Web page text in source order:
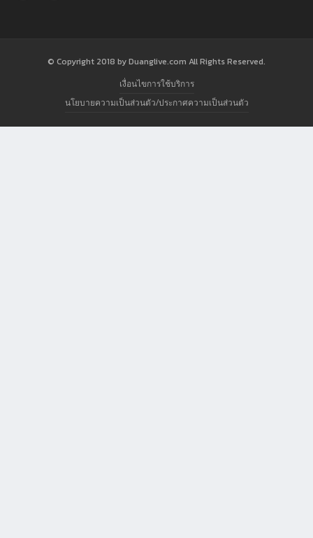
© Copyright 2018 by Duanglive.com All Rights Reserved.
เงื่อนไขการใช้บริการ
นโยบายความเป็นส่วนตัว/ประกาศความเป็นส่วนตัว